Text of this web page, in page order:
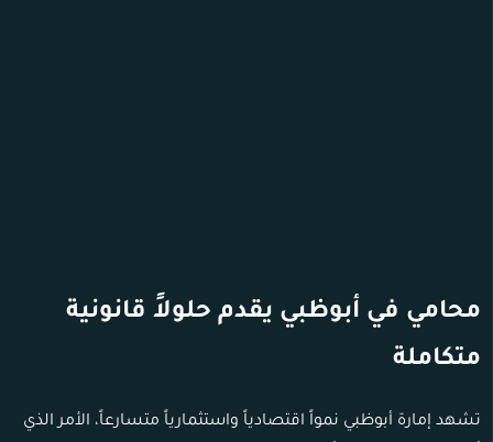
محامي في أبوظبي يقدم حلولاً قانونية
متكاملة
تشهد إمارة أبوظبي نمواً اقتصادياً واستثمارياً متسارعاً، الأمر الذي